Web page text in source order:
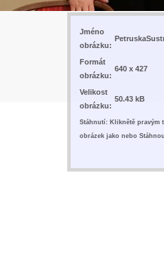
Jméno
obrázku:
Formát
obrázku:
640 x 427
Velikost
obrázku:
50.43 kB
Stáhnutí: Kliknětě pravým
obrázek jako nebo